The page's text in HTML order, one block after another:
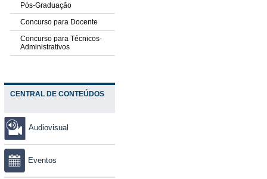
Pós-Graduação
Concurso para Docente
Concurso para Técnicos-
Administrativos
CENTRAL DE CONTEÚDOS
Audiovisual
Eventos